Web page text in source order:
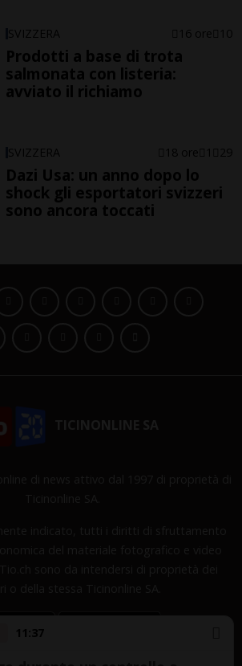
11:37
SVIZZERA 16 ore 10
Prodotti a base di trota
salmonata con listeria:
avviato il richiamo
SVIZZERA 18 ore 1 29
Dazi Usa: un anno dopo lo
shock gli esportatori svizzeri
sono ancora toccati